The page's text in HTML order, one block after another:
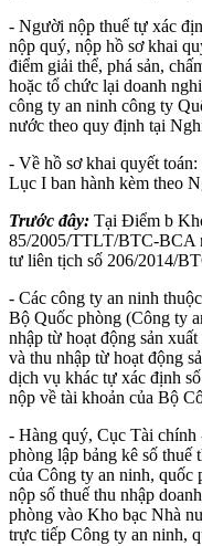
- Người nộp thuế tự xác
nộp quý, nộp hồ sơ khai
điểm giải thể, phá sản,
hoặc tổ chức lại doanh
công ty an ninh công ty
nước theo quy định tại
- Về hồ sơ khai quyết
Lục I ban hành kèm theo
Trước đây: Tại Điểm b
85/2005/TTLT/BTC-BCA
tư liên tịch số 206/2014/
- Các công ty an ninh
Bộ Quốc phòng (Công ty
nhập từ hoạt động sản
và thu nhập từ hoạt động
dịch vụ khác tự xác định
nộp về tài khoản của Bộ
- Hàng quý, Cục Tài
phòng lập bảng kê số thuế
của Công ty an ninh, quốc
nộp số thuế thu nhập
phòng vào Kho bạc Nhà
trực tiếp Công ty an ninh,